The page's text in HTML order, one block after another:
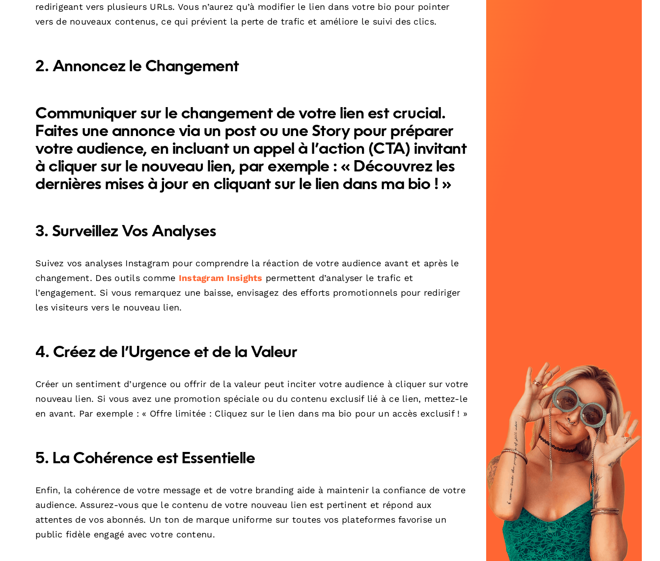
redirigeant vers plusieurs URLs. Vous n’aurez qu’à modifier le lien dans votre bio pour pointer
vers de nouveaux contenus, ce qui prévient la perte de trafic et améliore le suivi des clics.
2. Annoncez le Changement
Communiquer sur le changement de votre lien est crucial.
Faites une annonce via un post ou une Story pour préparer
votre audience, en incluant un appel à l’action (CTA) invitant
à cliquer sur le nouveau lien, par exemple : « Découvrez les
dernières mises à jour en cliquant sur le lien dans ma bio ! »
3. Surveillez Vos Analyses
Suivez vos analyses Instagram pour comprendre la réaction de votre audience avant et après le
changement. Des outils comme Instagram Insights permettent d’analyser le trafic et
l’engagement. Si vous remarquez une baisse, envisagez des efforts promotionnels pour rediriger
les visiteurs vers le nouveau lien.
4. Créez de l’Urgence et de la Valeur
Créer un sentiment d’urgence ou offrir de la valeur peut inciter votre audience à cliquer sur votre
nouveau lien. Si vous avez une promotion spéciale ou du contenu exclusif lié à ce lien, mettez-le
en avant. Par exemple : « Offre limitée : Cliquez sur le lien dans ma bio pour un accès exclusif ! »
5. La Cohérence est Essentielle
Enfin, la cohérence de votre message et de votre branding aide à maintenir la confiance de votre
audience. Assurez-vous que le contenu de votre nouveau lien est pertinent et répond aux
attentes de vos abonnés. Un ton de marque uniforme sur toutes vos plateformes favorise un
public fidèle engagé avec votre contenu.